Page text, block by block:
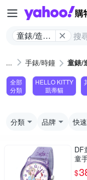
童錶/造型
手錶/時鐘 童錶/
全部
分類
HELLO KITTY
凱蒂貓
分類 品牌 快
DF
童
$